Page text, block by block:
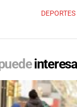
DEPORTES